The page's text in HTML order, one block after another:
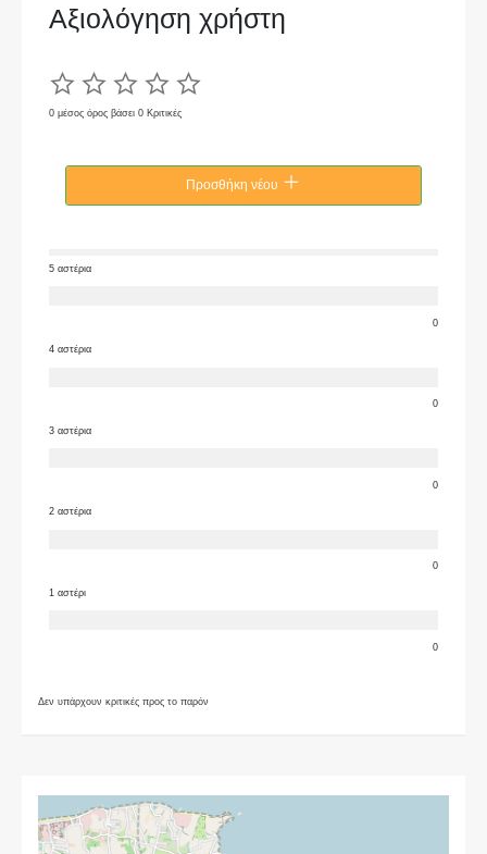
Αξιολόγηση χρήστη
0 μέσος όρος βάσει 0 Κριτικές
Προσθήκη νέου
5 αστέρια
0
4 αστέρια
0
3 αστέρια
0
2 αστέρια
0
1 αστέρι
0
Δεν υπάρχουν κριτικές προς το παρόν